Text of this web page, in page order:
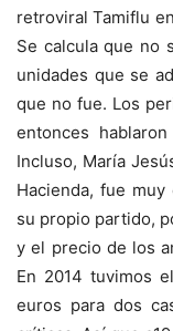
retroviral Tamiflu
Se calcula que no
unidades que se
que no fue. Los
entonces
Incluso, María
Hacienda, fue
su propio partido,
y el precio de los
En 2014 tuvimos
euros para dos